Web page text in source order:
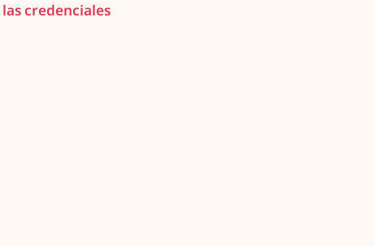
credenciales